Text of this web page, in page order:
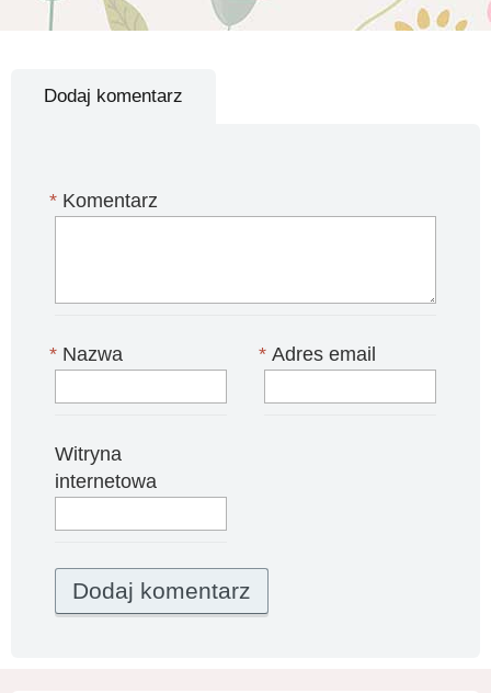
Dodaj komentarz
Komentarz
*
Nazwa
* Adres email
*
Witryna
internetowa